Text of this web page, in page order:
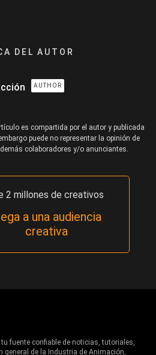
DEL AUTOR
AUTHOR
es compartida por el autor y publicada
puede no representar la opinión de
colaboradores y/o anunciantes.
2 millones de creativos
a una audiencia
creativa
fuente confiable de noticias, tutoriales,
general de la Industria de Animación,